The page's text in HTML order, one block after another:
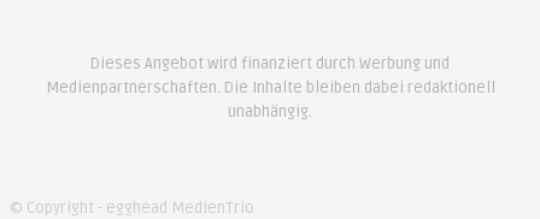
Dieses Angebot wird finanziert durch Werbung und
Medienpartnerschaften. Die Inhalte bleiben dabei redaktionell
unabhängig.
© Copyright - egghead MedienTrio